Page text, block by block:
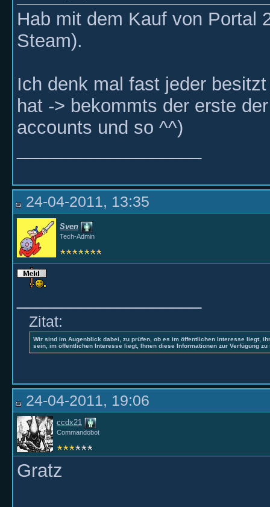
Hab mit dem Kauf von Portal
Steam).
Ich denk mal fast jeder
hat -> bekommts der erste
accounts und so ^^)
24-04-2011, 13:35
Sven
Tech-Admin
Zitat:
Wir sind im Augenblick dabei, zu prüfen, ob es im öffentlichen Interesse liegt,
sein, im öffentlichen Interesse liegt, Ihnen diese Informationen zur Verfügung zu
24-04-2011, 19:06
ccdx21
Commandobot
Gratz